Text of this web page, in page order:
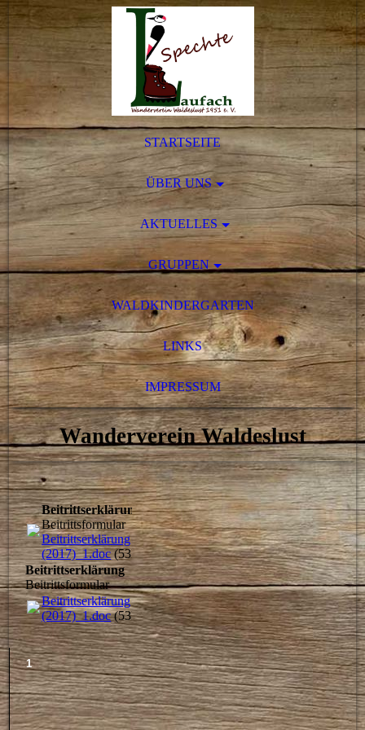
STARTSEITE
ÜBER UNS
AKTUELLES
GRUPPEN
WALDKINDERGARTEN
LINKS
IMPRESSUM
Wanderverein Waldeslust
Beitrittserklärung
Beitrittsformular
Beitrittserklärung
(2017)_1.doc(53KB)
Beitrittserklärung
Beitrittsformular
Beitrittserklärung
(2017)_1.doc(53KB)
1